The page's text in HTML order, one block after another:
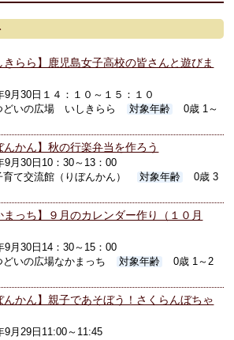
きらら】鹿児島女子高校の皆さんと遊びま
9月30日１４：１０～１５：１０
どいの広場 いしきらら 対象年齢
0歳 1～
んかん】秋の行楽弁当を作ろう
9月30日10：30～13：00
育て交流館（りぼんかん） 対象年齢
0歳 3
まっち】９月のカレンダー作り（１０月
9月30日14：30～15：00
どいの広場なかまっち 対象年齢
0歳 1～2
んかん】親子であそぼう！さくらんぼちゃ
9月29日11:00～11:45